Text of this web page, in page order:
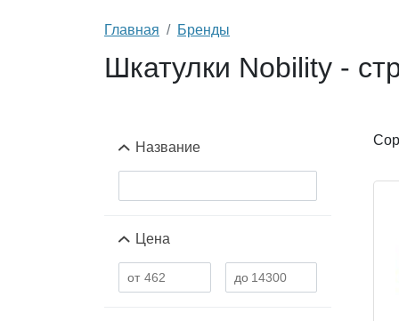
Главная Бренды
Шкатулки Nobility -
Название
Цена